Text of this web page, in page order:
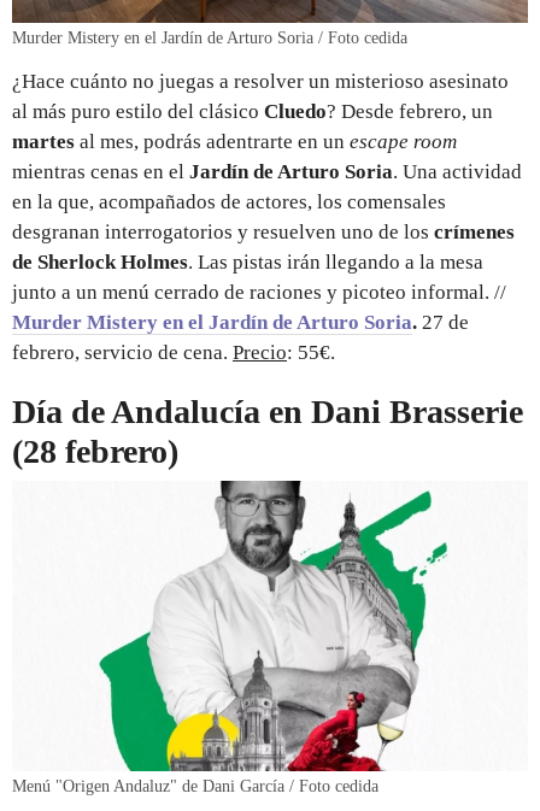
Murder Mistery en el Jardín de Arturo Soria / Foto cedida
¿Hace cuánto no juegas a resolver un misterioso asesinato
al más puro estilo del clásico Cluedo? Desde febrero, un
martes al mes, podrás adentrarte en un escape room
mientras cenas en el Jardín de Arturo Soria. Una actividad
en la que, acompañados de actores, los comensales
desgranan interrogatorios y resuelven uno de los crímenes
de Sherlock Holmes. Las pistas irán llegando a la mesa
junto a un menú cerrado de raciones y picoteo informal. //
Murder Mistery en el Jardín de Arturo Soria. 27 de
febrero, servicio de cena. Precio: 55€.
Día de Andalucía en Dani Brasserie
(28 febrero)
Menú "Origen Andaluz" de Dani García / Foto cedida